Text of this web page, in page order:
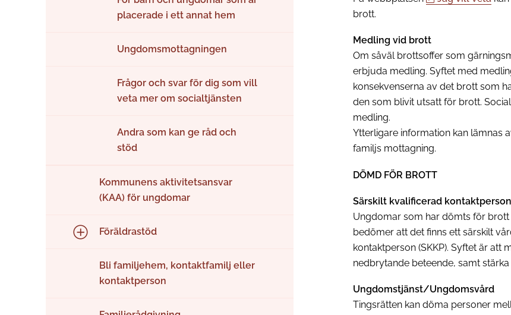
placerade i ett annat hem
Ungdomsmottagningen
Frågor och svar för dig som vill
veta mer om socialtjänsten
Andra som kan ge råd och
stöd
Kommunens aktivitetsansvar
(KAA) för ungdomar
Föräldrastöd
Bli familjehem, kontaktfamilj eller
kontaktperson
brott.
Medling vid brott
Om såväl brottsoffer som
erbjuda medling. Syftet med
konsekvenserna av det brott som
den som blivit utsatt för brott.
medling.
Ytterligare information kan lämnas
familjs mottagning.
DÖMD FÖR BROTT
Särskilt kvalificerad kontaktperson
Ungdomar som har dömts för
bedömer att det finns ett särskilt
kontaktperson (SKKP). Syftet är att
nedbrytande beteende, samt
Ungdomstjänst/Ungdomsvård
Tingsrätten kan döma personer